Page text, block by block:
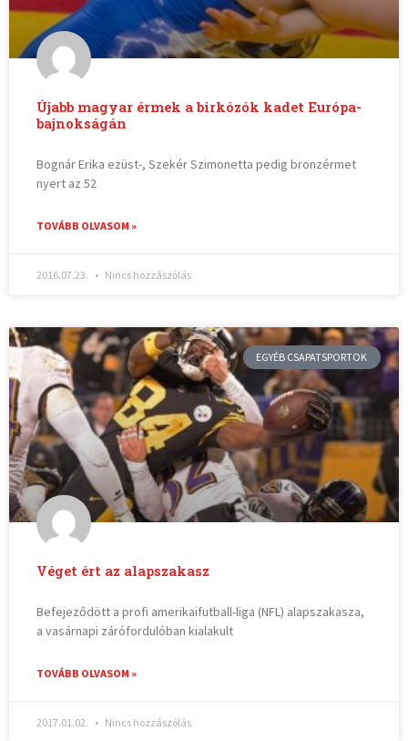
Újabb magyar érmek a birkózók kadet Európa-
bajnokságán
Bognár Erika ezüst-, Szekér Szimonetta pedig bronzérmet
nyert az 52
TOVÁBB OLVASOM »
2016.07.23. Nincs hozzászólás
EGYÉB CSAPATSPORTOK
Véget ért az alapszakasz
Befejeződött a profi amerikaifutball-liga (NFL) alapszakasza,
a vasárnapi zárófordulóban kialakult
TOVÁBB OLVASOM »
2017.01.02. Nincs hozzászólás